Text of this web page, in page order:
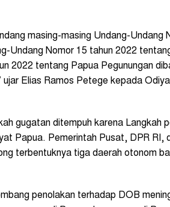
masing-masing Undang-Undang
Undang Nomor 15 tahun 2022
2022 tentang Papua Pegunungan
ujar Elias Ramos Petege kepada
gugatan ditempuh karena Langkah
Papua. Pemerintah Pusat, DPR RI,
terbentuknya tiga daerah otonom
penolakan terhadap DOB